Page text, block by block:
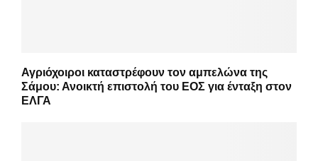
Αγριόχοιροι καταστρέφουν τον αμπελώνα της
Σάμου: Ανοικτή επιστολή του ΕΟΣ για ένταξη στον
ΕΛΓΑ